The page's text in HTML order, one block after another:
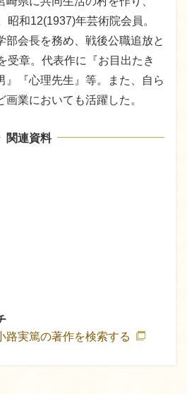
昭和12(1937)年芸術院会員。
部会長を務め、戦後公職追放と
受章。代表作に『お目出たき
』『心理先生』等。また、自ら
業においても活躍した。
関連資料
路実篤の著作を検索する